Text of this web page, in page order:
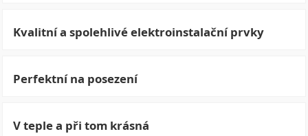
Kvalitní a spolehlivé elektroinstalační prvky
Perfektní na posezení
V teple a při tom krásná